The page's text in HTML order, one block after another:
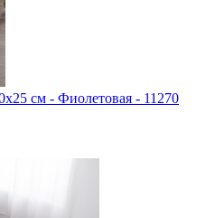
cм - Фиолетовая - 11270